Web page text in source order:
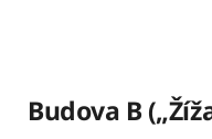
Budova B